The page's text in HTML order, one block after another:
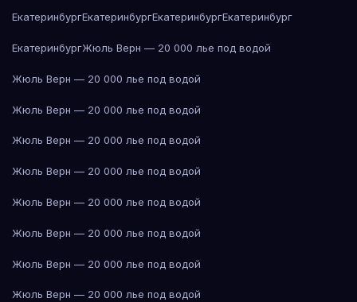
ЕкатеринбургЕкатеринбургЕкатеринбургЕкатеринбург
ЕкатеринбургЖюль Верн — 20 000 лье под водой
Жюль Верн — 20 000 лье под водой
Жюль Верн — 20 000 лье под водой
Жюль Верн — 20 000 лье под водой
Жюль Верн — 20 000 лье под водой
Жюль Верн — 20 000 лье под водой
Жюль Верн — 20 000 лье под водой
Жюль Верн — 20 000 лье под водой
Жюль Верн — 20 000 лье под водой